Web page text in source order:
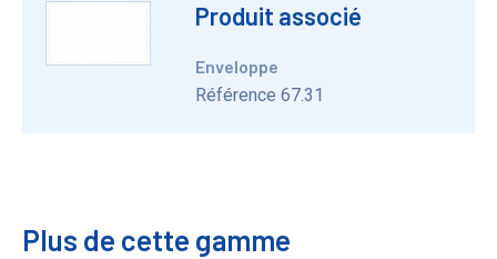
Produit associé
Enveloppe
Référence 67.31
Plus de cette gamme